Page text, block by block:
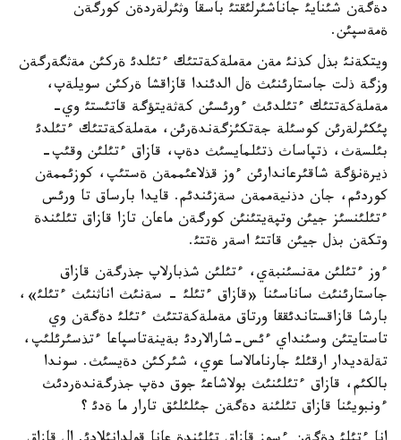
دةگةن شئنايئ جاناشئرلئقتئ باسقا وثئرلةردةن كورگةن
ةمةسپئن.
ويتكةنئ بذل كذنئ مةن مةملةكةتتئك ءتئلدئ ةركئن مةثگةرگةن
وزگة ذلت جاستارئنئث ةل الدئندا قازاقشا ةركئن سويلةپ،
مةملةكةتتئك ءتئلدئث ءورئسئن كةثةيتؤگة قاتئستئ وي-
پئكئرلةرئن كوسئلة جةتكئزگةندةرئن، مةملةكةتتئك ءتئلدئ
بئلسةث، ذتپاساث ذتئلمايسئث دةپ، قازاق ءتئلئن وقئپ-
ذيرةنؤگة شاقئرعاندارئن ءوز قذلاعئممةن ةستئپ، كوزئممةن
كوردئم، جان دذنيةممةن سةزئندئم. قايدا بارساق تا ورئس
ءتئلئنسئز جيئن وتپةيتئنئن كورگةن ماعان تازا قازاق تئلئندة
وتكةن بذل جيئن قاتتئ اسةر ةتتئ.
ءوز ءتئلئن مةنسئنبةي، ءتئلئن شذبارلاپ جذرگةن قازاق
جاستارئنئث ساناسئنا «قازاق ءتئلئ - سةنئث اناثنئث ءتئلئ»،
بارشا قازاقستاندئققا ورتاق مةملةكةتتئث ءتئلئ دةگةن وي
تاستايتئن وسئنداي ءئس-شارالاردئ بةينةتاسپاعا ءتذسئرئلئپ،
تةلةديدار ارقئلئ جارنامالاسا عوي، شئركئن دةيسئث. سوندا
بالكئم، قازاق ءتئلئنئث بولاشاعئ جوق دةپ جذرگةندةردئث
ءونبويئنا قازاق تئلئنة دةگةن جئلئلئق تارار ما ةدئ ؟